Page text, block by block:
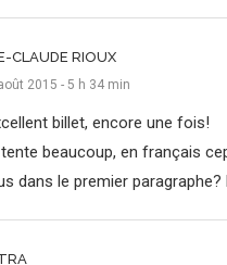
CLAUDE RIOUX
2015 - 5 h 34 min
billet, encore une fois!
beaucoup, en français
dans le premier